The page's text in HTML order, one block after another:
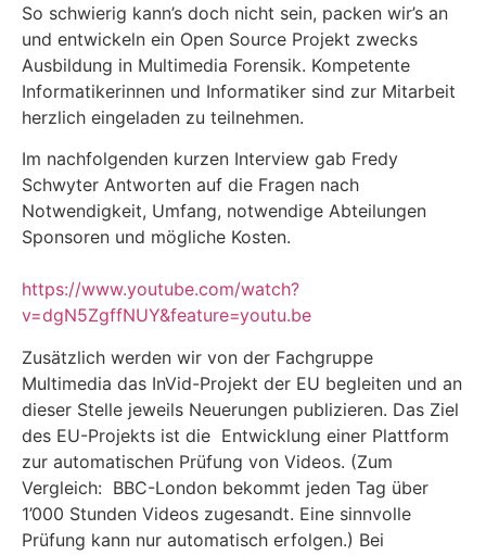
So schwierig kann’s doch nicht sein, packen wir’s an
und entwickeln ein Open Source Projekt zwecks
Ausbildung in Multimedia Forensik. Kompetente
Informatikerinnen und Informatiker sind zur Mitarbeit
herzlich eingeladen zu teilnehmen.
Im nachfolgenden kurzen Interview gab Fredy
Schwyter Antworten auf die Fragen nach
Notwendigkeit, Umfang, notwendige Abteilungen
Sponsoren und mögliche Kosten.
https://www.youtube.com/watch?
v=dgN5ZgffNUY&feature=youtu.be
Zusätzlich werden wir von der Fachgruppe
Multimedia das InVid-Projekt der EU begleiten und an
dieser Stelle jeweils Neuerungen publizieren. Das Ziel
des EU-Projekts ist die Entwicklung einer Plattform
zur automatischen Prüfung von Videos. (Zum
Vergleich: BBC-London bekommt jeden Tag über
1’000 Stunden Videos zugesandt. Eine sinnvolle
Prüfung kann nur automatisch erfolgen.) Bei